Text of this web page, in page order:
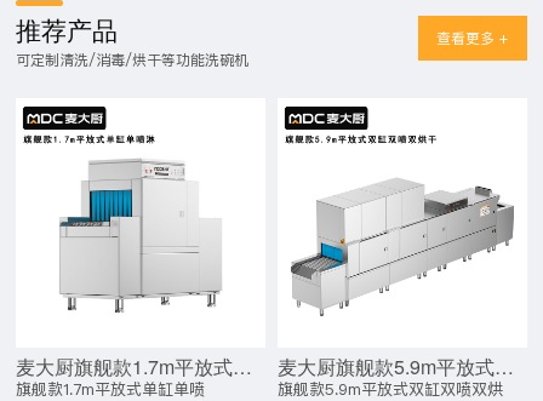
推荐产品
可定制清洗/消毒/烘干等功能洗碗机
查看更多 +
麦大厨旗舰款1.7m平放式单缸单喷淋长龙式洗碗机
旗舰款1.7m平放式单缸单喷
麦大厨旗舰款5.9m平放式双缸双喷淋双烘干洗碗机
旗舰款5.9m平放式双缸双喷双烘